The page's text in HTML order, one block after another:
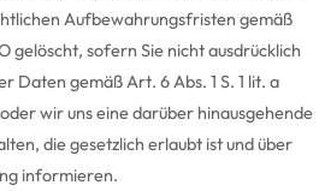
Aufbewahrungsfristen gemäß
gelöscht, sofern Sie nicht ausdrücklich
Daten gemäß Art. 6 Abs. 1 S. 1 lit. a
wir uns eine darüber hinausgehende
die gesetzlich erlaubt ist und über
informieren.